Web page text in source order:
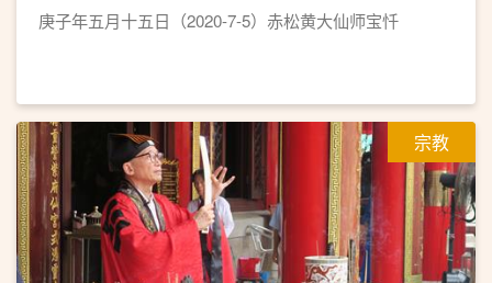
庚子年五月十五日（2020-7-5）赤松黄大仙师宝忏
宗教